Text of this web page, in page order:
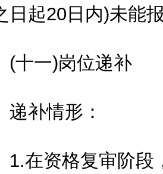
日起20日内)未能
一)岗位递补
补情形：
资格复审阶段